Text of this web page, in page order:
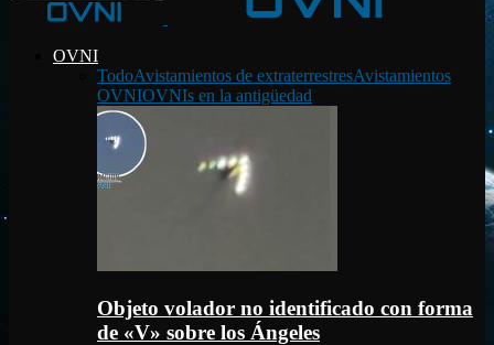
OVNI
TodoAvistamientos de extraterrestresAvistamientos
OVNIOVNIs en la antigüedad
Objeto volador no identificado con forma
de «V» sobre los Ángeles